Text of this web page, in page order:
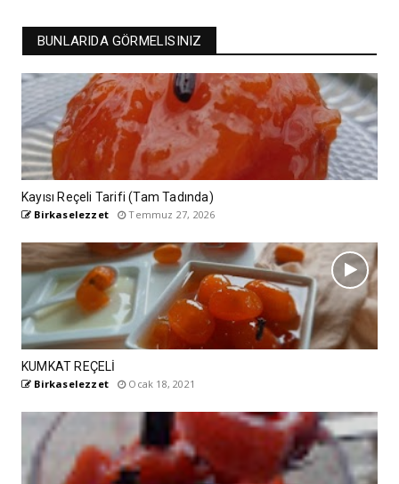
BUNLARIDA GÖRMELISINIZ
Kayısı Reçeli Tarifi (Tam Tadında)
Birkaselezzet Temmuz 27, 2026
KUMKAT REÇELİ
Birkaselezzet Ocak 18, 2021